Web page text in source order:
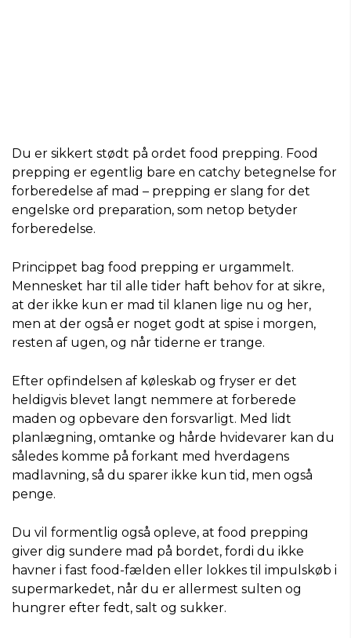
Du er sikkert stødt på ordet food prepping. Food
prepping er egentlig bare en catchy betegnelse for
forberedelse af mad – prepping er slang for det
engelske ord preparation, som netop betyder
forberedelse.
Princippet bag food prepping er urgammelt.
Mennesket har til alle tider haft behov for at sikre,
at der ikke kun er mad til klanen lige nu og her,
men at der også er noget godt at spise i morgen,
resten af ugen, og når tiderne er trange.
Efter opfindelsen af køleskab og fryser er det
heldigvis blevet langt nemmere at forberede
maden og opbevare den forsvarligt. Med lidt
planlægning, omtanke og hårde hvidevarer kan du
således komme på forkant med hverdagens
madlavning, så du sparer ikke kun tid, men også
penge.
Du vil formentlig også opleve, at food prepping
giver dig sundere mad på bordet, fordi du ikke
havner i fast food-fælden eller lokkes til impulskøb i
supermarkedet, når du er allermest sulten og
hungrer efter fedt, salt og sukker.